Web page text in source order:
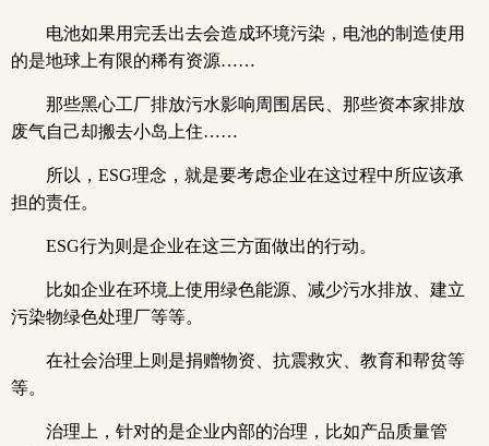
电池如果用完丢出去会造成环境污染，电池的制造使用
的是地球上有限的稀有资源……
那些黑心工厂排放污水影响周围居民、那些资本家排放
废气自己却搬去小岛上住……
所以，ESG理念，就是要考虑企业在这过程中所应该承
担的责任。
ESG行为则是企业在这三方面做出的行动。
比如企业在环境上使用绿色能源、减少污水排放、建立
污染物绿色处理厂等等。
在社会治理上则是捐赠物资、抗震救灾、教育和帮贫等
等。
治理上，针对的是企业内部的治理，比如产品质量管